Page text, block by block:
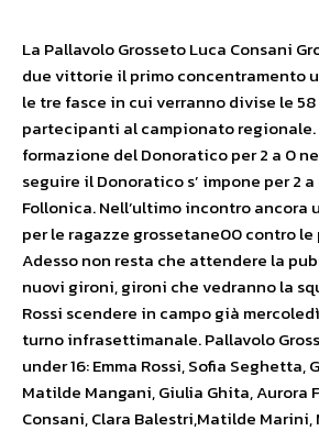
La Pallavolo Grosseto Luca Consani
due vittorie il primo concentramento
le tre fasce in cui verranno divise le
partecipanti al campionato regionale.
formazione del Donoratico per 2 a 0
seguire il Donoratico s’ impone per 2
Follonica. Nell’ultimo incontro ancora
per le ragazze grossetane00 contro le
Adesso non resta che attendere la
nuovi gironi, gironi che vedranno la
Rossi scendere in campo già
turno infrasettimanale. Pallavolo
under 16:Emma Rossi, Sofia Seghetta,
Matilde Mangani, Giulia Ghita, Aurora
Consani, Clara Balestri,Matilde